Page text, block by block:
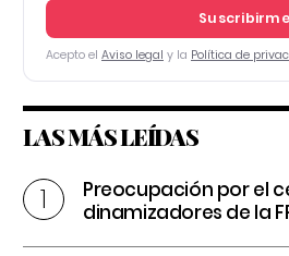
Suscribirme
Acepto el Aviso legal y la Política de
LAS MÁS LEÍDAS
Preocupación por el
dinamizadores de la